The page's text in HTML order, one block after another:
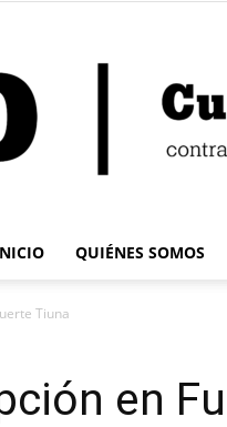
QUIÉNES SOMOS
Tiuna
en